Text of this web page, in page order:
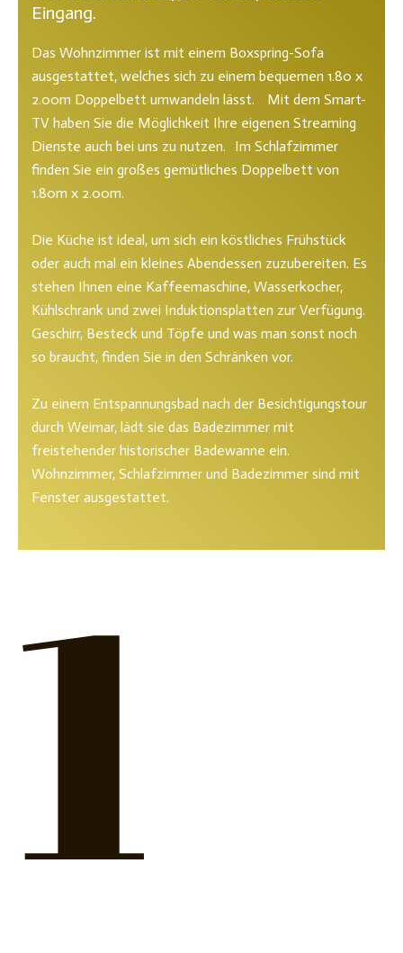
Eingang.
Das Wohnzimmer ist mit einem Boxspring-Sofa
ausgestattet, welches sich zu einem bequemen 1.80 x
2.00m Doppelbett umwandeln lässt. Mit dem Smart-
TV haben Sie die Möglichkeit Ihre eigenen Streaming
Dienste auch bei uns zu nutzen. Im Schlafzimmer
finden Sie ein großes gemütliches Doppelbett von
1.80m x 2.00m.
Die Küche ist ideal, um sich ein köstliches Frühstück
oder auch mal ein kleines Abendessen zuzubereiten. Es
stehen Ihnen eine Kaffeemaschine, Wasserkocher,
Kühlschrank und zwei Induktionsplatten zur Verfügung.
Geschirr, Besteck und Töpfe und was man sonst noch
so braucht, finden Sie in den Schränken vor.
Zu einem Entspannungsbad nach der Besichtigungstour
durch Weimar, lädt sie das Badezimmer mit
freistehender historischer Badewanne ein.
Wohnzimmer, Schlafzimmer und Badezimmer sind mit
Fenster ausgestattet.
1